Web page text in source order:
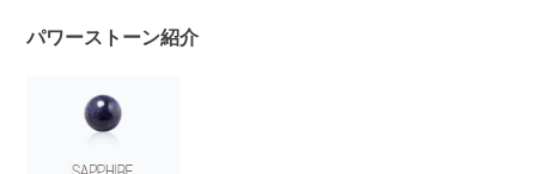
パワーストーン紹介